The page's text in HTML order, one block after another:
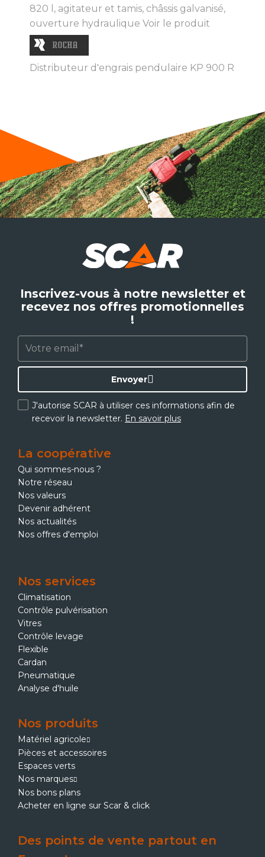
820 l, agitateur et tamis, châssis galvanisé,
ouverture hydraulique Voir le produit
Distributeur d'engrais pendulaire KP 900 R
Inscrivez-vous à notre newsletter et
recevez nos offres promotionnelles
!
J'autorise SCAR à utiliser ces informations afin de
recevoir la newsletter. En savoir plus
Envoyer
La coopérative
Qui sommes-nous ?
Notre réseau
Nos valeurs
Devenir adhérent
Nos actualités
Nos offres d'emploi
Nos services
Climatisation
Contrôle pulvérisation
Vitres
Contrôle levage
Flexible
Cardan
Pneumatique
Analyse d'huile
Nos produits
Matériel agricole
Pièces et accessoires
Espaces verts
Nos marques
Nos bons plans
Acheter en ligne sur Scar & click
Des points de vente partout en